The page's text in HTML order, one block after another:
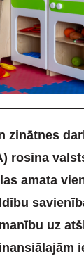
zinātnes
rosina
amata
uz